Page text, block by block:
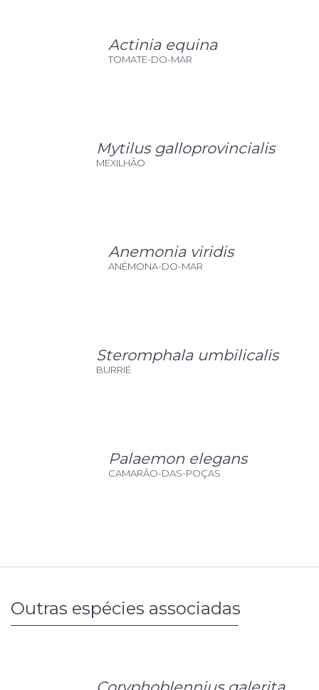
Actinia equina
TOMATE-DO-MAR
Mytilus galloprovincialis
MEXILHÃO
Anemonia viridis
ANÉMONA-DO-MAR
Steromphala umbilicalis
BURRIÉ
Palaemon elegans
CAMARÃO-DAS-POÇAS
Outras espécies associadas
Coryphoblennius galerita